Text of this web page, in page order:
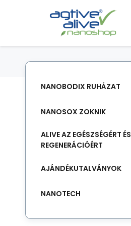
NANOBODIX RUHÁZAT
NANOSOX ZOKNIK
ALIVE AZ EGÉSZSÉGÉRT ÉS
REGENERÁCIÓÉRT
AJÁNDÉKUTALVÁNYOK
NANOTECH